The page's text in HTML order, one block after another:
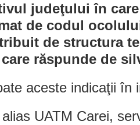
judeţului în
de codul
de structura
răspunde de
aceste indicaţii în
UATM Carei,